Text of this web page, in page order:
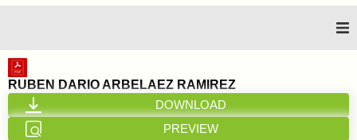
Inicio
Nosotros
RUBEN DARIO ARBELAEZ RAMIREZ
DOWNLOAD
PREVIEW